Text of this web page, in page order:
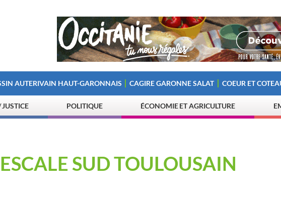
AUTERIVAIN HAUT-GARONNAIS CAGIRE GARONNE SALAT COEUR ET
JUSTICE POLITIQUE ÉCONOMIE ET AGRICULTURE
SUD TOULOUSAIN